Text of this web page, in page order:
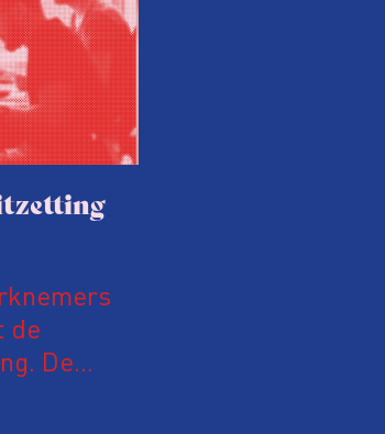
de
De